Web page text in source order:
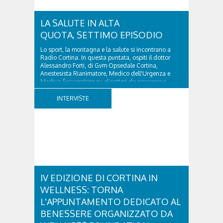
LA SALUTE IN ALTA
QUOTA, SETTIMO EPISODIO
Lo sport, la montagna e la salute si incontrano a
Radio Cortina. In questa puntata, ospiti il dottor
Alessandro Forti, di Gvm Opsedale Cortina,
Anestesista Rianimatore, Medico dell'Urgenza e
Medico Soccorritore su elicotteri da soccorso e
l'ingegner Michele Titton, delegato della sezione...
INTERVISTE
IV EDIZIONE DI CORTINA IN
WELLNESS: TORNA
L'APPUNTAMENTO DEDICATO AL
BENESSERE ORGANIZZATO DA